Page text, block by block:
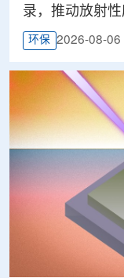
录，推动放射
环保 2026-08-06